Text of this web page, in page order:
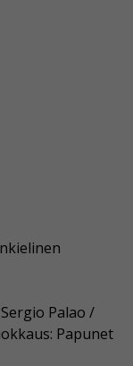
Palao /
Papunet